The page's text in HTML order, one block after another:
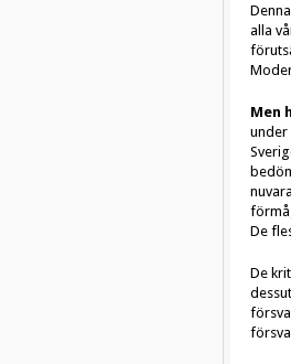
alla
Men
under
De
De